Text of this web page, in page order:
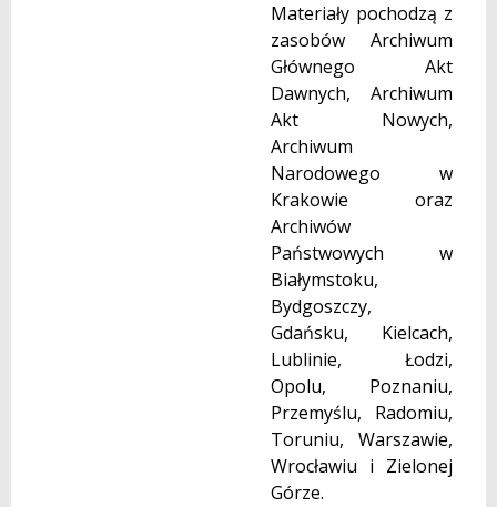
Materiały pochodzą z
zasobów Archiwum
Głównego Akt
Dawnych, Archiwum
Akt Nowych,
Archiwum
Narodowego w
Krakowie oraz
Archiwów
Państwowych w
Białymstoku,
Bydgoszczy,
Gdańsku, Kielcach,
Lublinie, Łodzi,
Opolu, Poznaniu,
Przemyślu, Radomiu,
Toruniu, Warszawie,
Wrocławiu i Zielonej
Górze.